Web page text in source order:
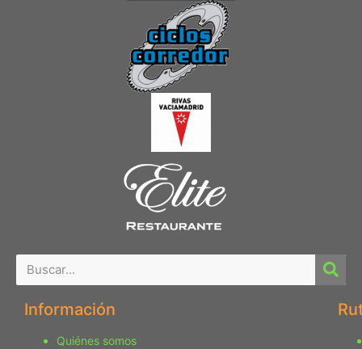
Información
Quiénes somos